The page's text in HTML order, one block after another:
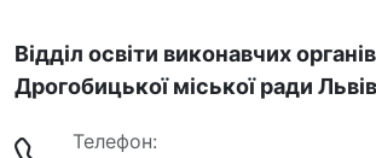
Відділ освіти виконавчих органів
Дрогобицької міської ради
Телефон: